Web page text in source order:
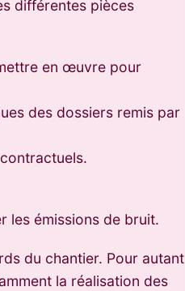
différentes pièces
en œuvre pour
des dossiers remis par
les émissions de bruit.
du chantier. Pour autant
la réalisation des